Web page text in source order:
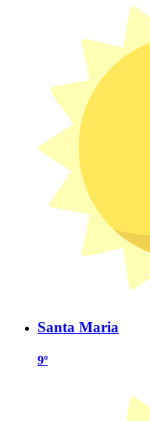
Santa Maria
9º